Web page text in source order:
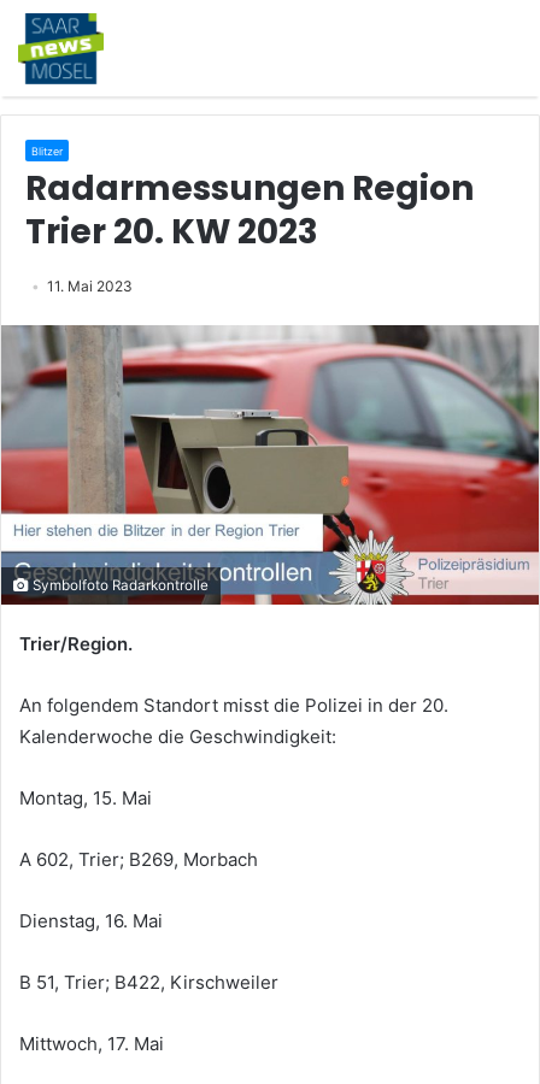
Blitzer
Radarmessungen Region
Trier 20. KW 2023
11. Mai 2023
Symbolfoto Radarkontrolle
Trier/Region.
An folgendem Standort misst die Polizei in der 20.
Kalenderwoche die Geschwindigkeit:
Montag, 15. Mai
A 602, Trier; B269, Morbach
Dienstag, 16. Mai
B 51, Trier; B422, Kirschweiler
Mittwoch, 17. Mai